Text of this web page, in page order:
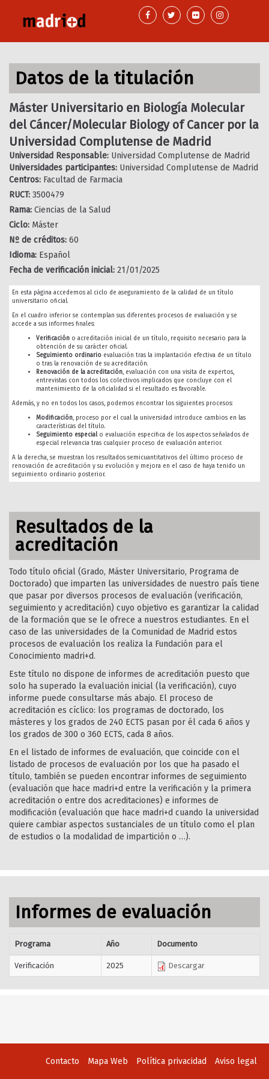
contenido
principal
Datos de la titulación
Máster Universitario en Biología Molecular
del Cáncer/Molecular Biology of Cancer por la
Universidad Complutense de Madrid
Universidad Responsable: Universidad Complutense de Madrid
Universidades participantes: Universidad Complutense de Madrid
Centros: Facultad de Farmacia
RUCT: 3500479
Rama: Ciencias de la Salud
Ciclo: Máster
Nº de créditos: 60
Idioma: Español
Fecha de verificación inicial: 21/01/2025
En esta página accedemos al ciclo de aseguramiento de la calidad de un título
universitario oficial.
En el cuadro inferior se contemplan sus diferentes procesos de evaluación y se
accede a sus informes finales:
Verificación o acreditación inicial de un título, requisito necesario para la
obtención de su carácter oficial.
Seguimiento ordinario evaluación tras la implantación efectiva de un título
o tras la renovación de su acreditación.
Renovación de la acreditación, evaluación con una visita de expertos,
entrevistas con todos los colectivos implicados que concluye con el
mantenimiento de la oficialidad si el resultado es favorable.
Además, y no en todos los casos, podemos encontrar los siguientes procesos:
Modificación, proceso por el cual la universidad introduce cambios en las
características del título.
Seguimiento especialo evaluación especifica de los aspectos señalados de
especial relevancia tras cualquier proceso de evaluación anterior.
A la derecha, se muestran los resultados semicuantitativos del último proceso de
renovación de acreditación y su evolución y mejora en el caso de haya tenido un
seguimiento ordinario posterior.
Resultados de la
acreditación
Todo título oficial (Grado, Máster Universitario, Programa de
Doctorado) que imparten las universidades de nuestro país tiene
que pasar por diversos procesos de evaluación (verificación,
seguimiento y acreditación) cuyo objetivo es garantizar la calidad
de la formación que se le ofrece a nuestros estudiantes. En el
caso de las universidades de la Comunidad de Madrid estos
procesos de evaluación los realiza la Fundación para el
Conocimiento madri+d.
Este título no dispone de informes de acreditación puesto que
solo ha superado la evaluación inicial (la verificación), cuyo
informe puede consultarse más abajo. El proceso de
acreditación es cíclico: los programas de doctorado, los
másteres y los grados de 240 ECTS pasan por él cada 6 años y
los grados de 300 o 360 ECTS, cada 8 años.
En el listado de informes de evaluación, que coincide con el
listado de procesos de evaluación por los que ha pasado el
título, también se pueden encontrar informes de seguimiento
(evaluación que hace madri+d entre la verificación y la primera
acreditación o entre dos acreditaciones) e informes de
modificación (evaluación que hace madri+d cuando la universidad
quiere cambiar aspectos sustanciales de un título como el plan
de estudios o la modalidad de impartición o …).
Informes de evaluación
Programa Año Documento
Verificación 2025 Descargar
Contacto Mapa Web Política privacidad Aviso legal